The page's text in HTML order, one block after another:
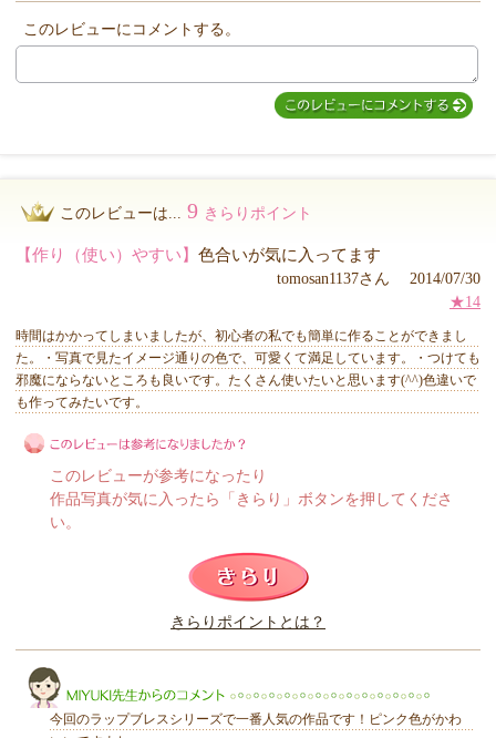
他のお客様からのコメント
このレビューにコメントする。
このレビューは... 9 きらりポイント
【作り（使い）やすい】 色合いが気に入ってます
tomosan1137さん 2014/07/30
★14
時間はかかってしまいましたが、初心者の私でも簡単に作ることができまし
た。・写真で見たイメージ通りの色で、可愛くて満足しています。・つけても
邪魔にならないところも良いです。たくさん使いたいと思います(^^)色違いで
も作ってみたいです。
このレビューは参考になりましたか？
このレビューが参考になったり
作品写真が気に入ったら「きらり」ボタンを押してくださ
い。
きらり
きらりポイントとは？
今回のラップブレスシリーズで一番人気の作品です！ピンク色がかわ